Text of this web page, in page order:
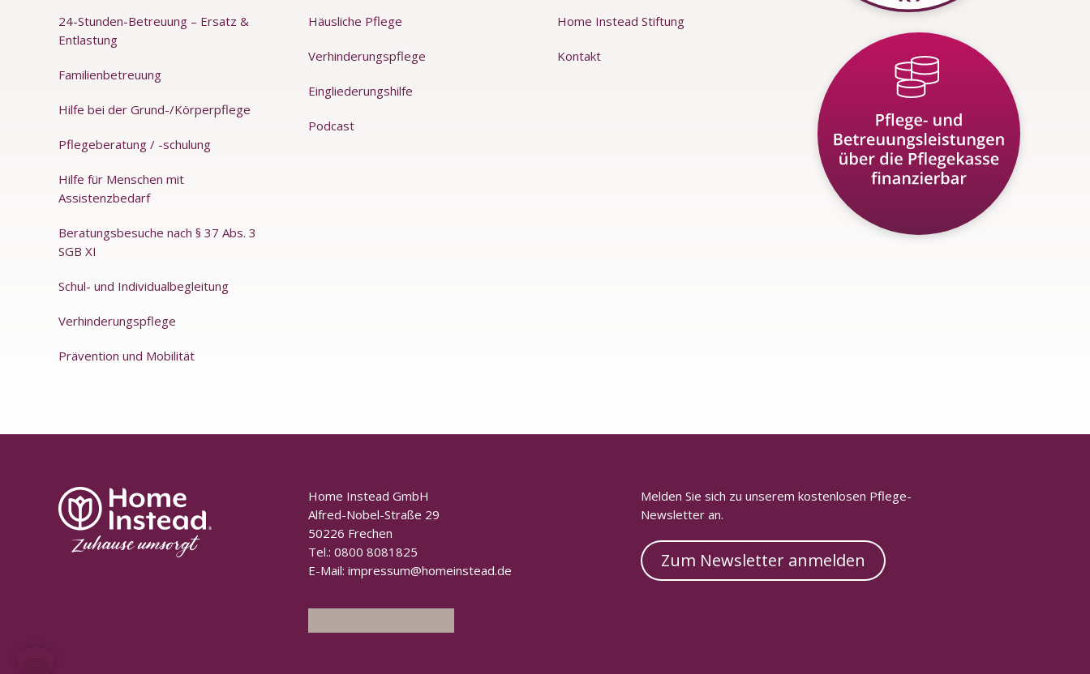
24-Stunden-Betreuung – Ersatz &
Entlastung
Familienbetreuung
Hilfe bei der Grund-/Körperpflege
Pflegeberatung / -schulung
Hilfe für Menschen mit
Assistenzbedarf
Beratungsbesuche nach § 37 Abs. 3
SGB XI
Schul- und Individualbegleitung
Verhinderungspflege
Prävention und Mobilität
Häusliche Pflege
Verhinderungspflege
Eingliederungshilfe
Podcast
Home Instead Stiftung
Kontakt
Home Instead GmbH
Alfred-Nobel-Straße 29
50226 Frechen
Tel.: 0800 8081825
E-Mail: impressum@homeinstead.de
Melden Sie sich zu unserem kostenlosen Pflege-
Newsletter an.
Zum Newsletter anmelden